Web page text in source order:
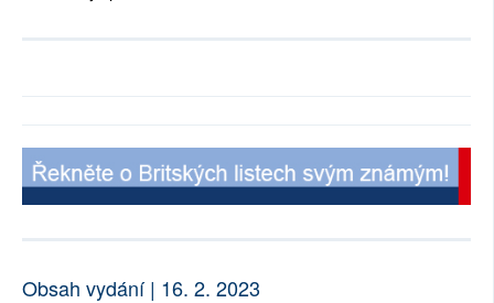
Obsah vydání | 16. 2. 2023